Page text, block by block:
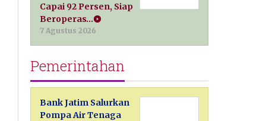
Capai 92 Persen, Siap
Beroperas…
7 Agustus 2026
Pemerintahan
Bank Jatim Salurkan
Pompa Air Tenaga